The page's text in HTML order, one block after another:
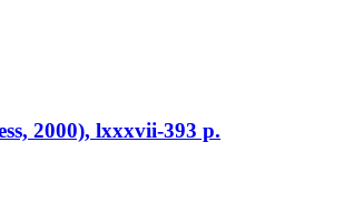
2000), lxxxvii-393 p.